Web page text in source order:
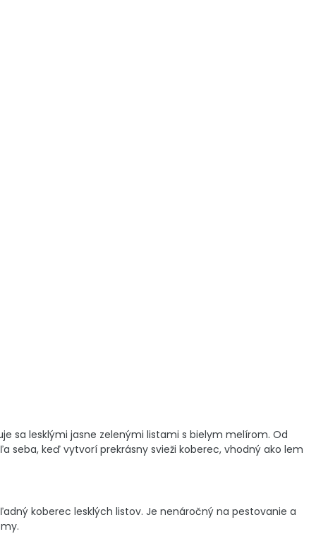
sa lesklými jasne zelenými listami s bielym melírom. Od
seba, keď vytvorí prekrásny svieži koberec, vhodný ako lem
koberec lesklých listov. Je nenáročný na pestovanie a